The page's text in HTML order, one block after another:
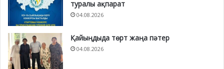
туралы ақпарат
04.08.2026
Қайыңдыда төрт жаңа пәтер
04.08.2026